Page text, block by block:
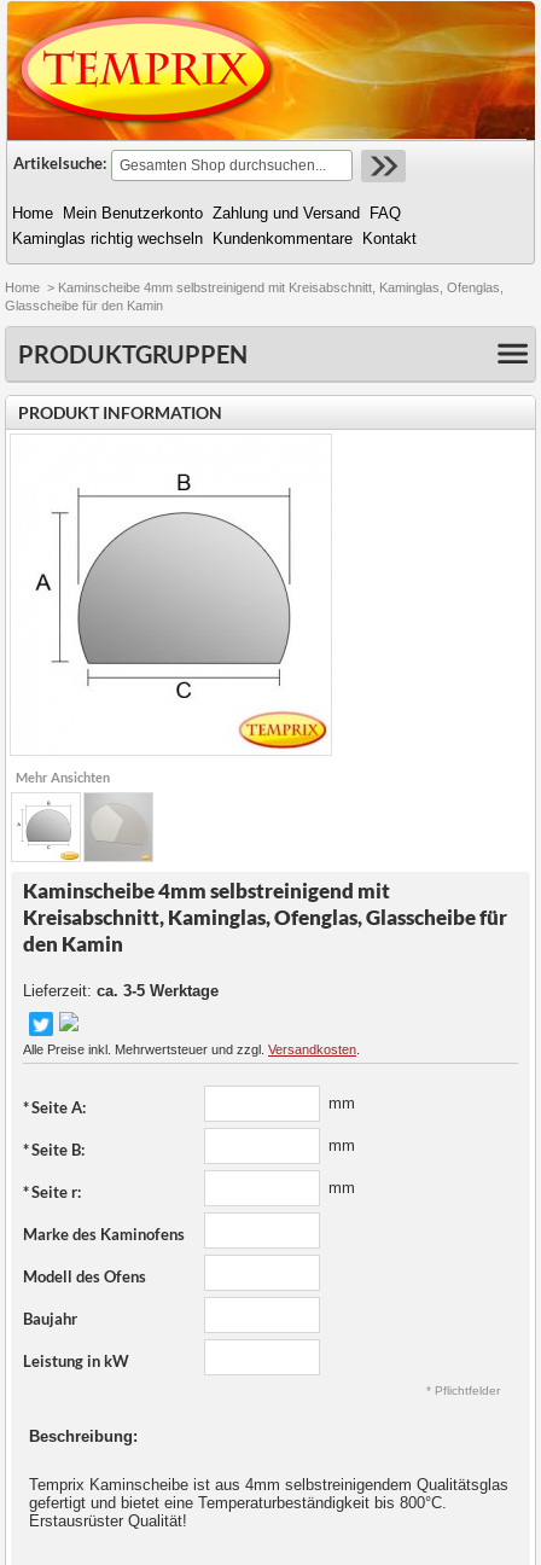
Artikelsuche:
Home Mein Benutzerkonto Zahlung und Versand
FAQ
Kaminglas richtig wechseln
Kundenkommentare Kontakt
Home > Kaminscheibe 4mm selbstreinigend mit Kreisabschnitt, Kaminglas, Ofenglas,
Glasscheibe für den Kamin
PRODUKTGRUPPEN
PRODUKT INFORMATION
Mehr Ansichten
Kaminscheibe 4mm selbstreinigend mit
Kreisabschnitt, Kaminglas, Ofenglas, Glasscheibe für
den Kamin
Lieferzeit: ca. 3-5 Werktage
Alle Preise inkl. Mehrwertsteuer und zzgl. Versandkosten
*Seite A: mm
*Seite B: mm
*Seite r: mm
Marke des Kaminofens
Modell des Ofens
Baujahr
Leistung in kW
* Pflichtfelder
Beschreibung:
Temprix Kaminscheibe ist aus 4mm selbstreinigendem Qualitätsglas
gefertigt und bietet eine Temperaturbeständigkeit bis 800°C.
Erstausrüster Qualität!